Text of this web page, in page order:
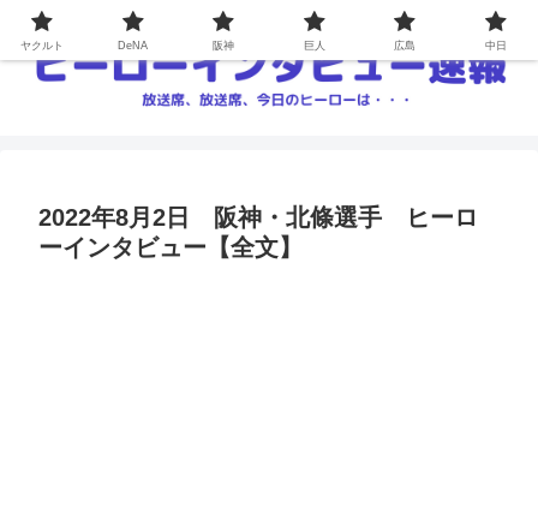
2022年8月2日 阪神・北條選手 ヒーロ
ーインタビュー【全文】
ヤクルト DeNA 阪神 巨人 広島 中日